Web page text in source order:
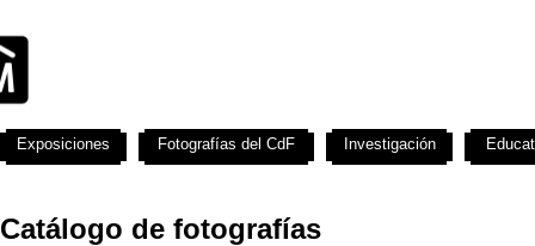
Catálogo de fotografías
Exposiciones Fotografías del CdF Investigación